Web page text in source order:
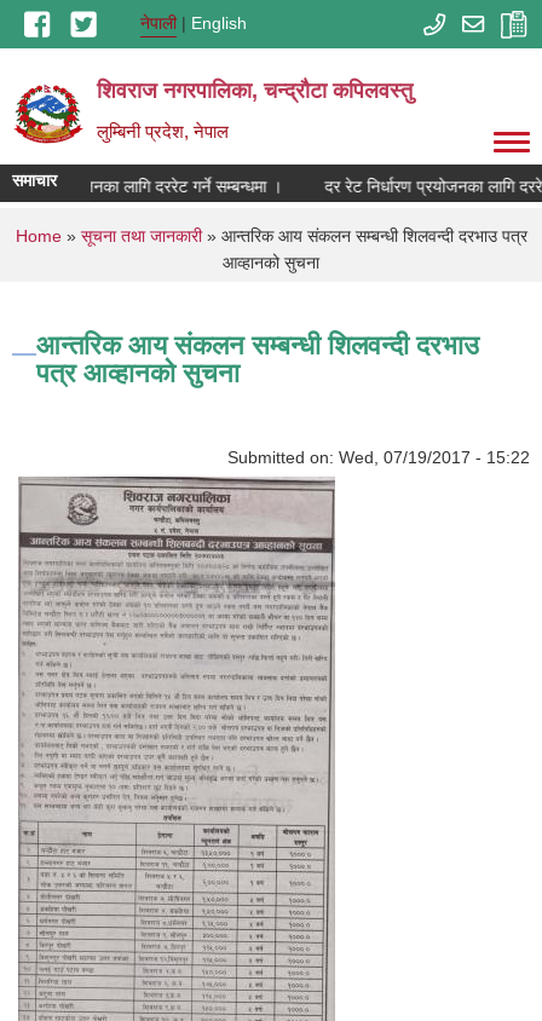
Skip to main contentनेपाली English
शिवराज नगरपालिका, चन्द्राैटा कपिलवस्तु
लुम्बिनी प्रदेश, नेपाल
समाचारप्रयोजनका लागि दररेट गर्ने सम्बन्धमा । दर रेट निर्धारण प्रयोजनका लागि
You are here
Home» सूचना तथा जानकारी» आन्तरिक आय संकलन सम्बन्धी शिलवन्दी दरभाउ पत्र
आव्हानको सुचना
आन्तरिक आय संकलन सम्बन्धी शिलवन्दी दरभाउ
पत्र आव्हानको सुचना
Submitted on: Wed, 07/19/2017 - 15:22